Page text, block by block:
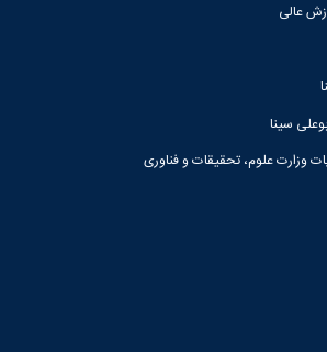
عالی
سینا
وزارت علوم، تحقیقات و فناوری